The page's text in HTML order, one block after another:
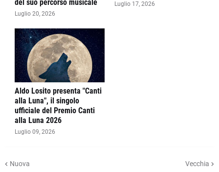
del suo percorso musicale
Luglio 20, 2026
Luglio 17, 2026
Aldo Losito presenta "Canti
alla Luna", il singolo
ufficiale del Premio Canti
alla Luna 2026
Luglio 09, 2026
Nuova Vecchia